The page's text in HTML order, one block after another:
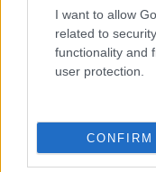
I want to allow
related to
functionality and
user protection.
CONFIRM
Címkék
Aaron